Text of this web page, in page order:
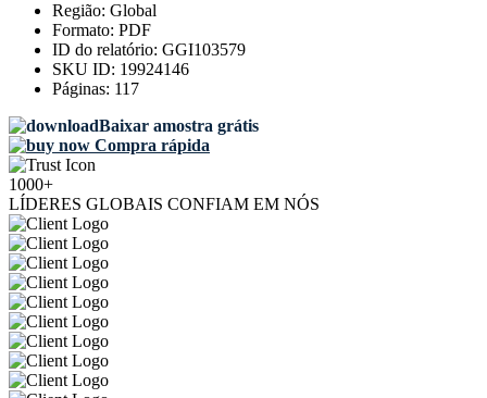
Região: Global
Formato: PDF
ID do relatório: GGI103579
SKU ID: 19924146
Páginas: 117
Baixar amostra grátis
Compra rápida
1000+
LÍDERES GLOBAIS CONFIAM EM NÓS